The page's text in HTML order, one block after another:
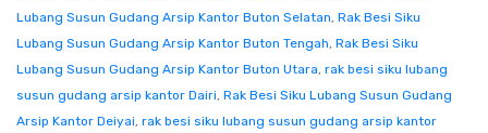
Lubang Susun Gudang Arsip Kantor Buton Selatan, Rak Besi Siku
Lubang Susun Gudang Arsip Kantor Buton Tengah, Rak Besi Siku
Lubang Susun Gudang Arsip Kantor Buton Utara, rak besi siku lubang
susun gudang arsip kantor Dairi, Rak Besi Siku Lubang Susun Gudang
Arsip Kantor Deiyai, rak besi siku lubang susun gudang arsip kantor